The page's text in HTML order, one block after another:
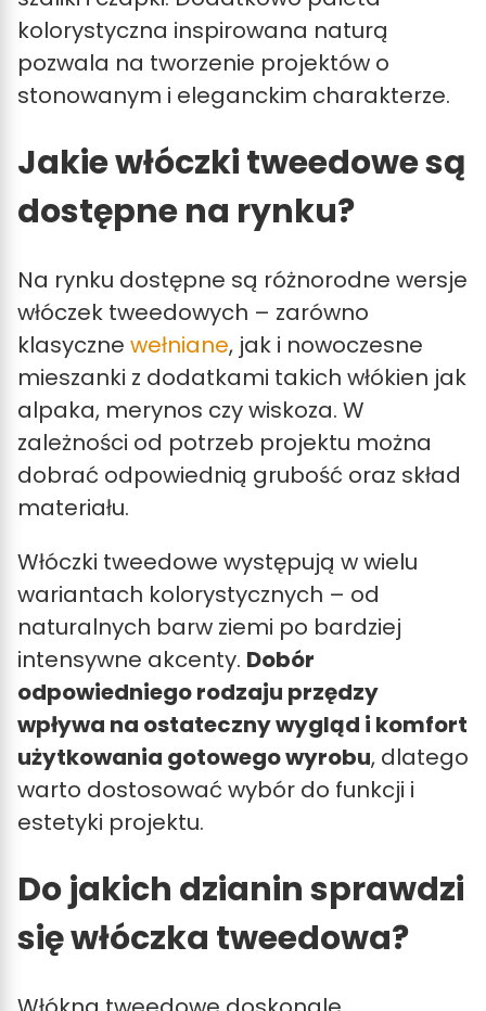
kolorystyczna inspirowana naturą
pozwala na tworzenie projektów o
stonowanym i eleganckim charakterze.
Jakie włóczki tweedowe są
dostępne na rynku?
Na rynku dostępne są różnorodne wersje
włóczek tweedowych – zarówno
klasyczne wełniane, jak i nowoczesne
mieszanki z dodatkami takich włókien jak
alpaka, merynos czy wiskoza. W
zależności od potrzeb projektu można
dobrać odpowiednią grubość oraz skład
materiału.
Włóczki tweedowe występują w wielu
wariantach kolorystycznych – od
naturalnych barw ziemi po bardziej
intensywne akcenty. Dobór
odpowiedniego rodzaju przędzy
wpływa na ostateczny wygląd i komfort
użytkowania gotowego wyrobu, dlatego
warto dostosować wybór do funkcji i
estetyki projektu.
Do jakich dzianin sprawdzi
się włóczka tweedowa?